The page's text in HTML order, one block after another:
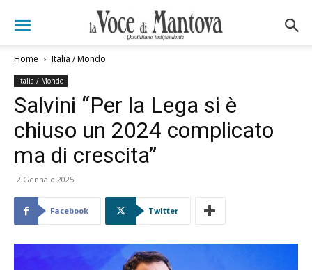
Home Italia / Mondo
Italia / Mondo
Salvini “Per la Lega si è
chiuso un 2024 complicato
ma di crescita”
2 Gennaio 2025
Facebook Twitter